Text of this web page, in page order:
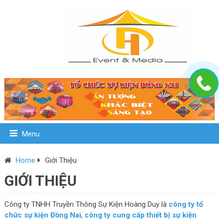
Menu
Home Giới Thiệu
GIỚI THIỆU
Công ty TNHH Truyền Thông Sự Kiện Hoàng Duy làcông ty tổ
chức sự kiện Đồng Nai, công ty cung cấp thiết bị sự kiện